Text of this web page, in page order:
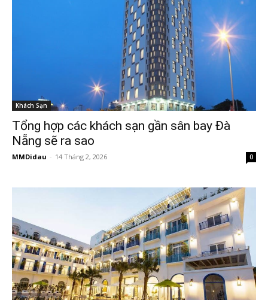
Khách Sạn
Tổng hợp các khách sạn gần sân bay Đà
Nẵng sẽ ra sao
MMDidau - 14 Tháng 2, 2026 0